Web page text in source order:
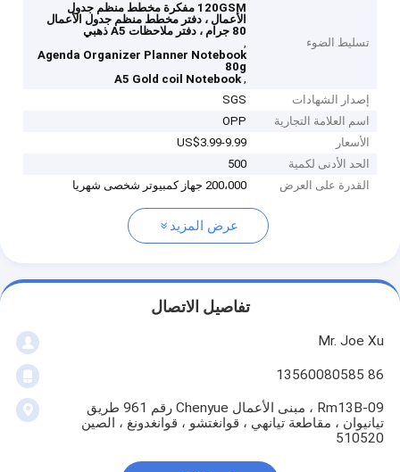
تسليط الضوء
120GSM مفكرة مخطط منظم جدول
الأعمال ، دفتر مخطط منظم جدول الأعمال
80 جرام ، دفتر ملاحظات A5 ذهبي
,
Agenda Organizer Planner Notebook
80g
,
A5 Gold coil Notebook
إصدار الشهادات
SGS
اسم العلامة التجارية
OPP
الأسعار
US$3.99-9.99
الحد الأدنى لكمية
500
القدرة على العرض
200،000 جهاز كمبيوتر شخصى شهريا
عرض المزيد
تفاصيل الاتصال
Mr. Joe Xu
86 13560080585
Rm13B-09 ، مبنى الأعمال Chenyue رقم 961 طريق
تيانيوان ، مقاطعة تيانهي ، قوانغتشو ، قوانغدونغ ، الصين
510520